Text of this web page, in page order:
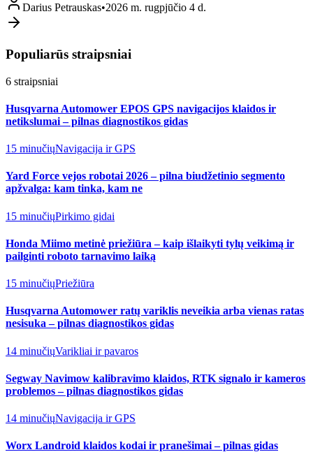
Darius Petrauskas•2026 m. rugpjūčio 4 d.
Populiarūs straipsniai
6 straipsniai
Husqvarna Automower EPOS GPS navigacijos klaidos ir
netikslumai – pilnas diagnostikos gidas
15 minučiųNavigacija ir GPS
Yard Force vejos robotai 2026 – pilna biudžetinio segmento
apžvalga: kam tinka, kam ne
15 minučiųPirkimo gidai
Honda Miimo metinė priežiūra – kaip išlaikyti tylų veikimą ir
pailginti roboto tarnavimo laiką
15 minučiųPriežiūra
Husqvarna Automower ratų variklis neveikia arba vienas ratas
nesisuka – pilnas diagnostikos gidas
14 minučiųVarikliai ir pavaros
Segway Navimow kalibravimo klaidos, RTK signalo ir kameros
problemos – pilnas diagnostikos gidas
14 minučiųNavigacija ir GPS
Worx Landroid klaidos kodai ir pranešimai – pilnas gidas